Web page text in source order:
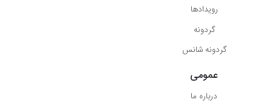
رویدادها
گردونه
گردونه شانس
عمومی
درباره ما